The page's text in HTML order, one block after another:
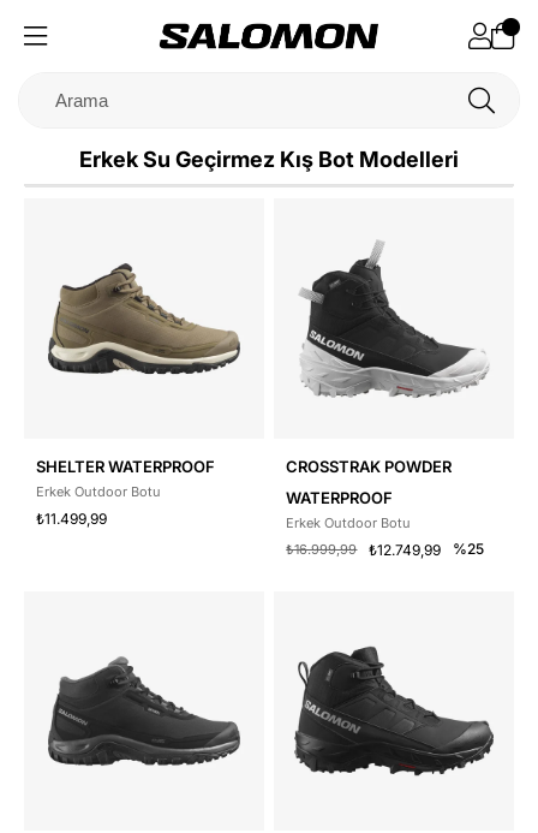
Erkek Su Geçirmez Kış Bot Modelleri
SHELTER WATERPROOF
Erkek Outdoor Botu
₺11.499,99
CROSSTRAK POWDER
WATERPROOF
Erkek Outdoor Botu
₺12.749,99
₺16.999,99 %25